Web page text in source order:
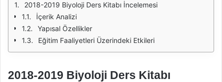
2018-2019 Biyoloji Ders Kitabı İncelemesi
İçerik Analizi
Yapısal Özellikler
Eğitim Faaliyetleri Üzerindeki Etkileri
2018-2019 Biyoloji Ders Kitabı